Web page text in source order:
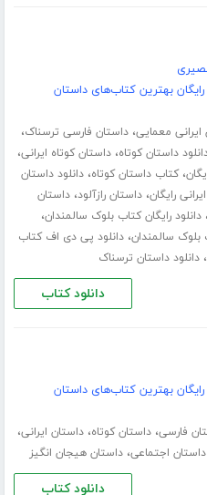
رایگان بهترین کتاب‌های داستان
ایرانی معمایی،داستان فارسی ترسناک،
داستان کوتاه،داستان کوتاه ایرانی،
،کتاب داستان کوتاه،دانلود داستان
رایگان،داستان رازآلود،داستان
،دانلود رایگان کتاب بلوک سالمندان،
،دانلود پی دی اف کتاب
،دانلود داستان ترسناک
دانلود کتاب
رایگان بهترین کتاب‌های داستان
فارسی،داستان کوتاه،داستان ایرانی،
داستان اجتماعی،داستان هیجان انگیز
دانلود کتاب